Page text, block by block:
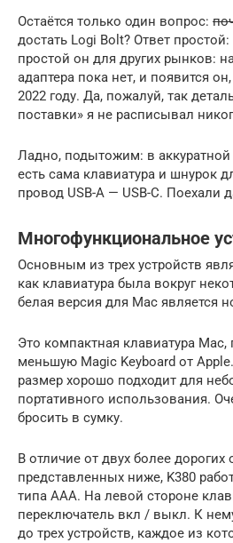
Остаётся только один вопрос:
достать Logi Bolt? Ответ
простой он для других рынков:
адаптера пока нет, и появится
2022 году. Да, пожалуй, так
поставки» я не расписывал
Ладно, подытожим: в аккуратной
есть сама клавиатура и шнурок
провод USB-A — USB-C. Поехали
Многофункциональное
Основным из трех устройств
как клавиатура была вокруг
белая версия для Mac является
Это компактная клавиатура
меньшую Magic Keyboard от
размер хорошо подходит для
портативного использования.
бросить в сумку.
В отличие от двух более дорогих
представленных ниже, K380
типа AAA. На левой стороне
переключатель вкл / выкл. К
до трех устройств, каждое из